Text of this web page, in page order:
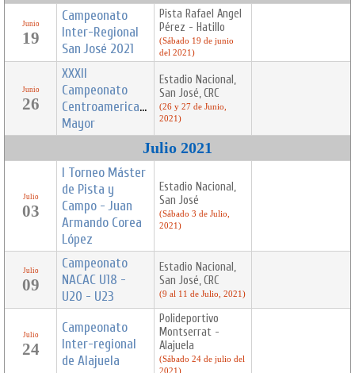
Junio
19
Campeonato
Inter-Regional
San José 2021
Pista Rafael Angel
Pérez - Hatillo
(Sábado 19 de junio
del 2021)
Junio
26
XXXII
Campeonato
Centroamericano
Mayor
Estadio Nacional,
San José, CRC
(26 y 27 de Junio,
2021)
Julio 2021
Julio
03
I Torneo Máster
de Pista y
Campo - Juan
Armando Corea
López
Estadio Nacional,
San José
(Sábado 3 de Julio,
2021)
Julio
09
Campeonato
NACAC U18 -
U20 - U23
Estadio Nacional,
San José, CRC
(9 al 11 de Julio, 2021)
Julio
24
Campeonato
Inter-regional
de Alajuela
Polideportivo
Montserrat -
Alajuela
(Sábado 24 de julio del
2021)